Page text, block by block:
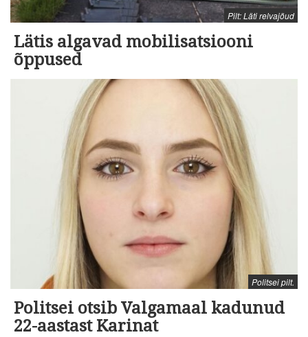
Pilt: Läti relvajõud
Lätis algavad mobilisatsiooni
õppused
Politsei pilt.
Politsei otsib Valgamaal kadunud
22-aastast Karinat